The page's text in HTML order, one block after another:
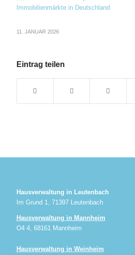
11. JANUAR 2026
Eintrag teilen
Hausverwaltung in Leutenbach
Im Grund 1, 71397 Leutenbach
Hausverwaltung in Mannheim
O4 4, 68161 Mannheim
Hausverwaltung in Weinheim